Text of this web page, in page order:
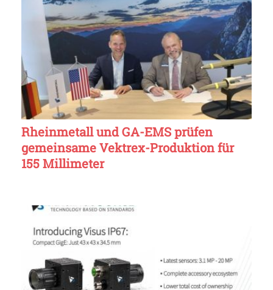
Rheinmetall und GA-EMS prüfen
gemeinsame Vektrex-Produktion für
155 Millimeter